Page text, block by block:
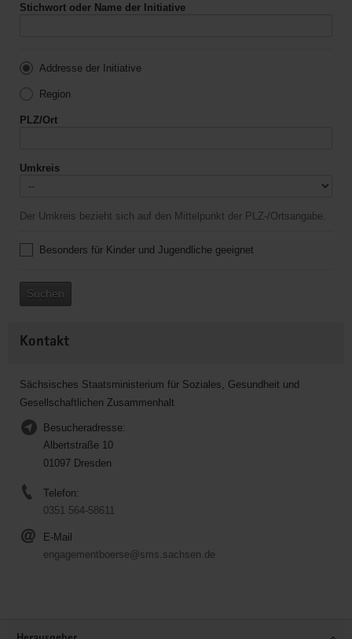
Stichwort oder Name der Initiative
Addresse der Initiative
Region
PLZ/Ort
Umkreis
Der Umkreis bezieht sich auf den Mittelpunkt der PLZ-/Ortsangabe.
Besonders für Kinder und Jugendliche geeignet
Suchen
Kontakt
Sächsisches Staatsministerium für Soziales, Gesundheit und
Gesellschaftlichen Zusammenhalt
Besucheradresse:
Albertstraße 10
01097 Dresden
Telefon:
0351 564-58611
E-Mail
engagementboerse@sms.sachsen.de